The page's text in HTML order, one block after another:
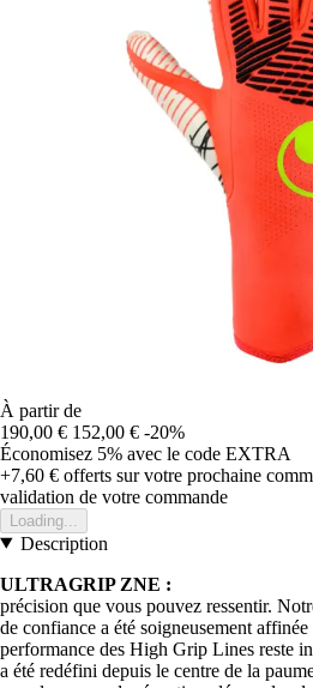
À partir de
190,00 € 152,00 € -20%
Économisez 5% avec le code EXTRA
+7,60 € offerts sur votre prochaine
validation de votre commande
Loading...
Description
ULTRAGRIP ZNE :
précision que vous pouvez ressentir.
de confiance a été soigneusement
performance des High Grip Lines reste
a été redéfini depuis le centre de la